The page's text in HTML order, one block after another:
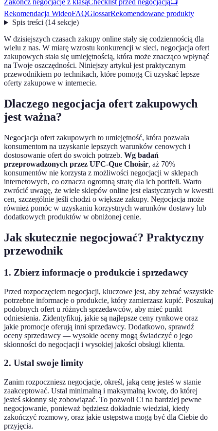
Zakończ negocjacje z klasąChecklist przed negocjacją📺
Rekomendacja WideoFAQGlossarRekomendowane produkty
Spis treści(14 sekcje)
W dzisiejszych czasach zakupy online stały się codziennością dla
wielu z nas. W miarę wzrostu konkurencji w sieci, negocjacja ofert
zakupowych stała się umiejętnością, która może znacząco wpłynąć
na Twoje oszczędności. Niniejszy artykuł jest praktycznym
przewodnikiem po technikach, które pomogą Ci uzyskać lepsze
oferty zakupowe w internecie.
Dlaczego negocjacja ofert zakupowych
jest ważna?
Negocjacja ofert zakupowych to umiejętność, która pozwala
konsumentom na uzyskanie lepszych warunków cenowych i
dostosowanie ofert do swoich potrzeb. Wg badań
przeprowadzonych przez UFC-Que Choisir, aż 70%
konsumentów nie korzysta z możliwości negocjacji w sklepach
internetowych, co oznacza ogromną stratę dla ich portfeli. Warto
zwrócić uwagę, że wiele sklepów online jest elastycznych w kwestii
cen, szczególnie jeśli chodzi o większe zakupy. Negocjacja może
również pomóc w uzyskaniu korzystnych warunków dostawy lub
dodatkowych produktów w obniżonej cenie.
Jak skutecznie negocjować? Praktyczny
przewodnik
1. Zbierz informacje o produkcie i sprzedawcy
Przed rozpoczęciem negocjacji, kluczowe jest, aby zebrać wszystkie
potrzebne informacje o produkcie, który zamierzasz kupić. Poszukaj
podobnych ofert u różnych sprzedawców, aby mieć punkt
odniesienia. Zidentyfikuj, jakie są najlepsze ceny rynkowe oraz
jakie promocje oferują inni sprzedawcy. Dodatkowo, sprawdź
oceny sprzedawcy — wysokie oceny mogą świadczyć o jego
skłonności do negocjacji i wysokiej jakości obsługi klienta.
2. Ustal swoje limity
Zanim rozpoczniesz negocjacje, określ, jaką cenę jesteś w stanie
zaakceptować. Ustal minimalną i maksymalną kwotę, do której
jesteś skłonny się zobowiązać. To pozwoli Ci na bardziej pewne
negocjowanie, ponieważ będziesz dokładnie wiedział, kiedy
zakończyć rozmowy, oraz jakie ustępstwa mogą być dla Ciebie do
przyjęcia.